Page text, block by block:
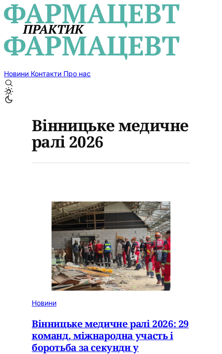
Новини Контакти Про нас
Вінницьке медичне
ралі 2026
Новини
Вінницьке медичне ралі 2026: 29
команд, міжнародна участь і
боротьба за секунди у